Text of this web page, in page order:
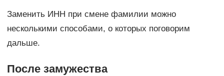
Заменить ИНН при смене фамилии можно
несколькими способами, о которых поговорим
дальше.
После замужества